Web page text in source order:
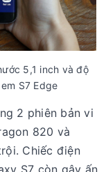
5,1 inch và độ
S7 Edge
2 phiên bản vi
820 và
Chiếc điện
S7 còn gây ấn